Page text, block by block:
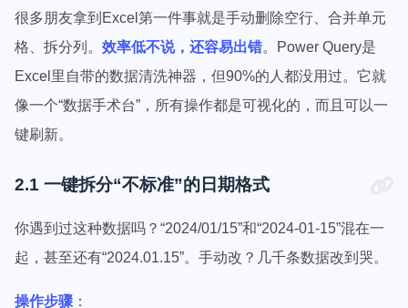
很多朋友拿到Excel第一件事就是手动删除空行、合并单元
格、拆分列。 效率低不说，还容易出错。Power Query是
Excel里自带的数据清洗神器，但90%的人都没用过。它就
像一个“数据手术台”，所有操作都是可视化的，而且可以一
键刷新。
2.1 一键拆分“不标准”的日期格式
你遇到过这种数据吗？“2024/01/15”和“2024-01-15”混在一
起，甚至还有“2024.01.15”。手动改？几千条数据改到哭。
操作步骤 ：